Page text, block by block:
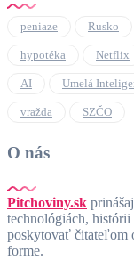
peniaze Rusko
hypotéka Netflix
AI Umelá
vražda SZČO
O nás
Pitchoviny.sk
technológiách,
poskytovať čitateľom
forme.